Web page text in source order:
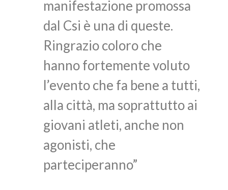
manifestazione promossa
dal Csi è una di queste.
Ringrazio coloro che
hanno fortemente voluto
l’evento che fa bene a tutti,
alla città, ma soprattutto ai
giovani atleti, anche non
agonisti, che
parteciperanno”